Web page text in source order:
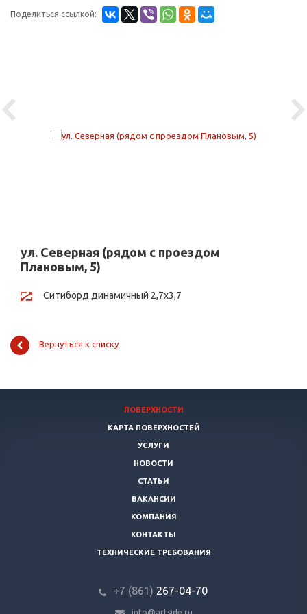
Поделиться ссылкой:
Previous
ул. Северная (рядом с проездом
Плановым, 5)
Ситиборд динамичный 2,7х3,7
Вернуться к списку
ПОВЕРХНОСТИ
КАРТА ПОВЕРХНОСТЕЙ
УСЛУГИ
НОВОСТИ
СТАТЬИ
ВАКАНСИИ
КОМПАНИЯ
КОНТАКТЫ
ТЕХНИЧЕСКИЕ ТРЕБОВАНИЯ
+7 (861) 267-04-70